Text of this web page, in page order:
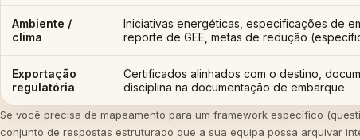
Ambiente /
clima
Iniciativas energéticas, especificações de
reporte de GEE, metas de redução
Exportação
regulatória
Certificados alinhados com o destino,
disciplina na documentação de embarque
Se você precisa de mapeamento para um framework específico
conjunto de respostas estruturado que a sua equipa possa arquivar